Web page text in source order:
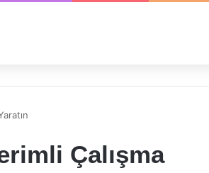
Çalışma